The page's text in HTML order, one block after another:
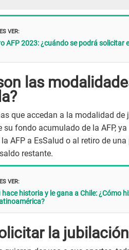
VER:
AFP 2023: ¿cuándo se podrá solicitar
las
que accedan a la modalidad
su fondo acumulado de la AFP,
AFP a EsSalud o al retiro de
restante.
VER:
hace historia y le gana a Chile: ¿Cómo
la